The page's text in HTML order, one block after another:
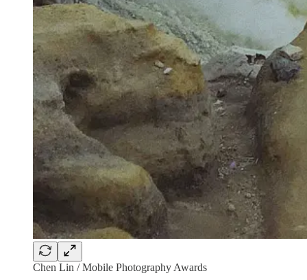
Chen Lin / Mobile Photography Awards